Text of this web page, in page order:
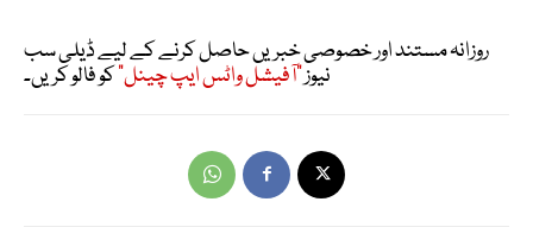
روزانہ مستند اور خصوصی خبریں حاصل کرنے کے لیے ڈیلی سب
نیوز"آفیشل واٹس ایپ چینل"کو فالو کریں۔